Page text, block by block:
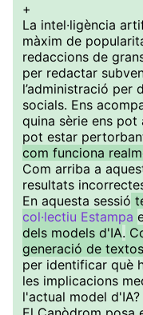
+
La intel·ligència
màxim de
redaccions de
per redactar
l’administració per
socials. Ens
quina sèrie ens pot
pot estar
com funciona
Com arriba a
resultats
En aquesta sessió
col·lectiu Estampa
dels models d'IA.
generació de
per identificar què
les implicacions
l'actual model d'IA?